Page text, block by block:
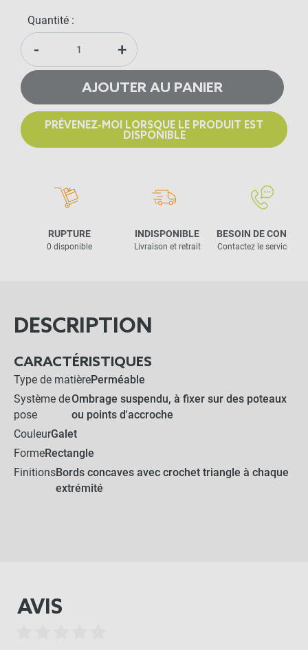
Quantité :
- +
AJOUTER AU PANIER
PRÉVENEZ-MOI LORSQUE LE PRODUIT EST
DISPONIBLE
RUPTURE
0 disponible
INDISPONIBLE
Livraison et retrait
BESOIN DE CONSEIL
Contactez le service
DESCRIPTION
CARACTÉRISTIQUES
Type de matièrePerméable
Système de
pose
Ombrage suspendu, à fixer sur des poteaux
ou points d'accroche
CouleurGalet
FormeRectangle
FinitionsBords concaves avec crochet triangle à chaque
extrémité
AVIS